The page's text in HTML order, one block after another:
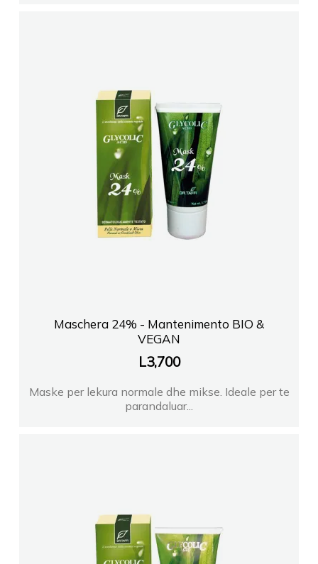
Maschera 24% - Mantenimento BIO &
VEGAN
L3,700
Maske per lekura normale dhe mikse. Ideale per te
parandaluar...